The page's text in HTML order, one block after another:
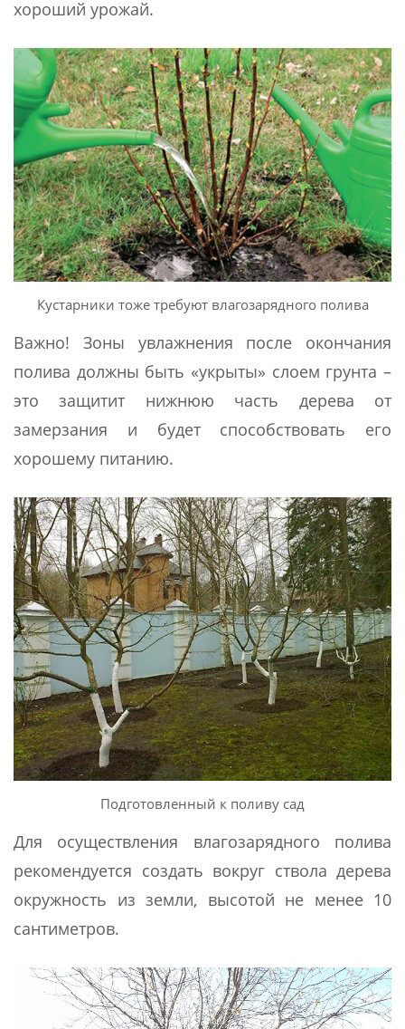
хороший урожай.
Кустарники тоже требуют влагозарядного полива
Важно! Зоны увлажнения после окончания
полива должны быть «укрыты» слоем грунта –
это защитит нижнюю часть дерева от
замерзания и будет способствовать его
хорошему питанию.
Подготовленный к поливу сад
Для осуществления влагозарядного полива
рекомендуется создать вокруг ствола дерева
окружность из земли, высотой не менее 10
сантиметров.